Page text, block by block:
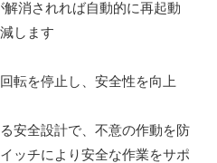
消されれば自動的に再起動
します
転を停止し、安全性を向上
安全設計で、不意の作動を防
ッチにより安全な作業をサポ